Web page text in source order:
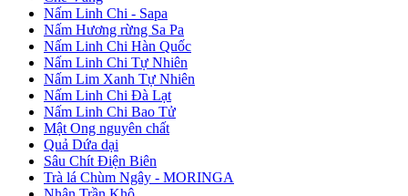
Nấm Linh Chi - Sapa
Nấm Hương rừng Sa Pa
Nấm Linh Chi Hàn Quốc
Nấm Linh Chi Tự Nhiên
Nấm Lim Xanh Tự Nhiên
Nấm Linh Chi Đà Lạt
Nấm Linh Chi Bao Tử
Mật Ong nguyên chất
Quả Dứa dại
Sâu Chít Điện Biên
Trà lá Chùm Ngây - MORINGA